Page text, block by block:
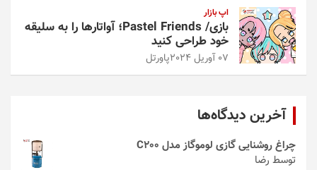
اپ بازار
بازی/ Pastel Friends؛ آواتارها را به سلیقه
خود طراحی کنید
07 آوریل 2024 پاورتل
آخرین دیدگاه‌ها
چراغ روشنایی گازی لوموگاز مدل C200
توسط رضا